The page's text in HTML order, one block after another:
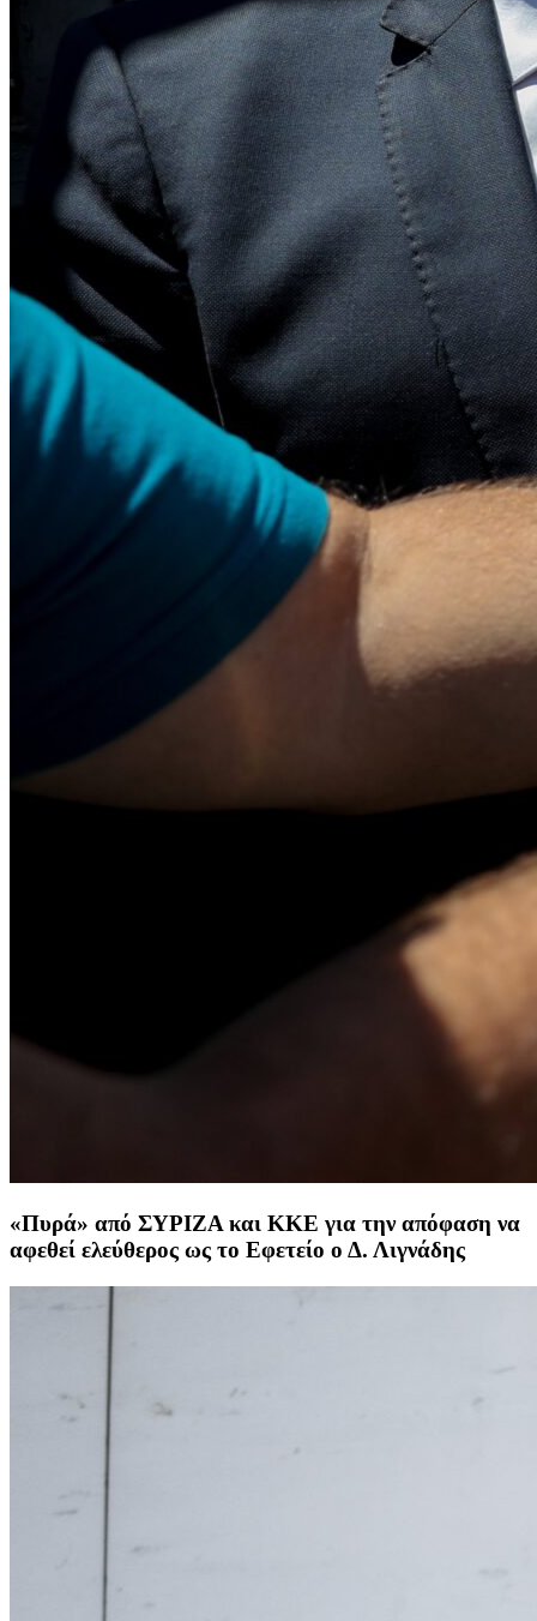
«Πυρά» από ΣΥΡΙΖΑ και ΚΚΕ για την απόφαση να
αφεθεί ελεύθερος ως το Εφετείο ο Δ. Λιγνάδης